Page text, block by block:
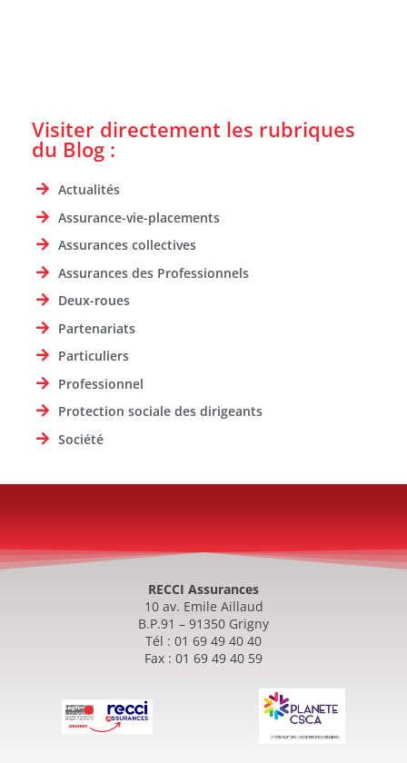
Visiter directement les rubriques
du Blog :
Actualités
Assurance-vie-placements
Assurances collectives
Assurances des Professionnels
Deux-roues
Partenariats
Particuliers
Professionnel
Protection sociale des dirigeants
Société
RECCI Assurances
10 av. Emile Aillaud
B.P.91 – 91350 Grigny
Tél : 01 69 49 40 40
Fax : 01 69 49 40 59